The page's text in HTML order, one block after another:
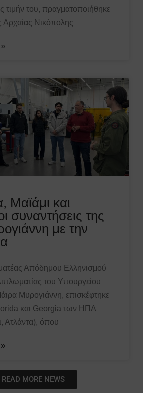
τιμήν του, πραγματοποιήθηκε
Αρχαίας Νικόπολης
Μαϊάμι και
συναντήσεις της
με την
Απόδημου Ελληνισμού
του Υπουργείου
Μυρογιάννη, επισκέφτηκε
και Georgia των ΗΠΑ
Ατλάντα), όπου
READ MORE NEWS